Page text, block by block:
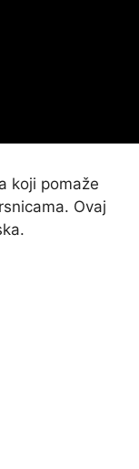
koji pomaže
Ovaj